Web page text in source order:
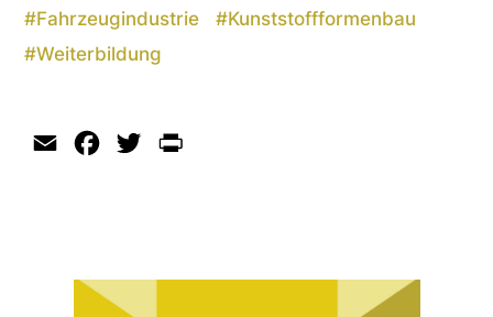
#Fahrzeugindustrie #Kunststoffformenbau
#Weiterbildung
Email Facebook
Twitter